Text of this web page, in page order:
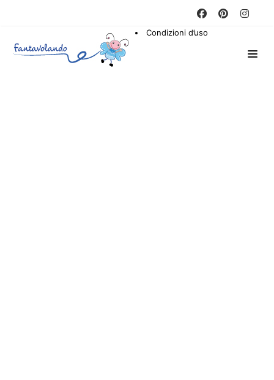
Condizioni d’uso